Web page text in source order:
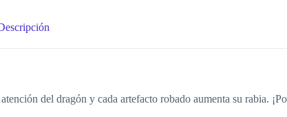
del dragón y cada artefacto robado aumenta su rabia.